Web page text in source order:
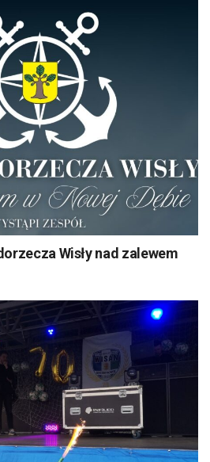
Wisły nad zalewem